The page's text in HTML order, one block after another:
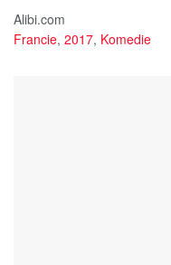
Alibi.com
Francie, 2017, Komedie